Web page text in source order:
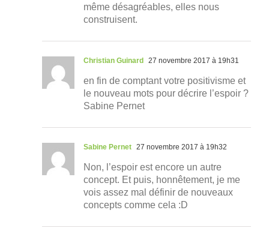
même désagréables, elles nous
construisent.
Christian Guinard 27 novembre 2017 à 19h31
en fin de comptant votre positivisme et
le nouveau mots pour décrire l’espoir ?
Sabine Pernet
Sabine Pernet 27 novembre 2017 à 19h32
Non, l’espoir est encore un autre
concept. Et puis, honnêtement, je me
vois assez mal définir de nouveaux
concepts comme cela :D